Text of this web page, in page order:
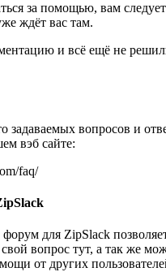
за помощью, вам
ждёт вас там.
и всё ещё не
задаваемых вопросов и
вэб сайте:
faq/
для ZipSlack
вопрос тут, а так же
от других